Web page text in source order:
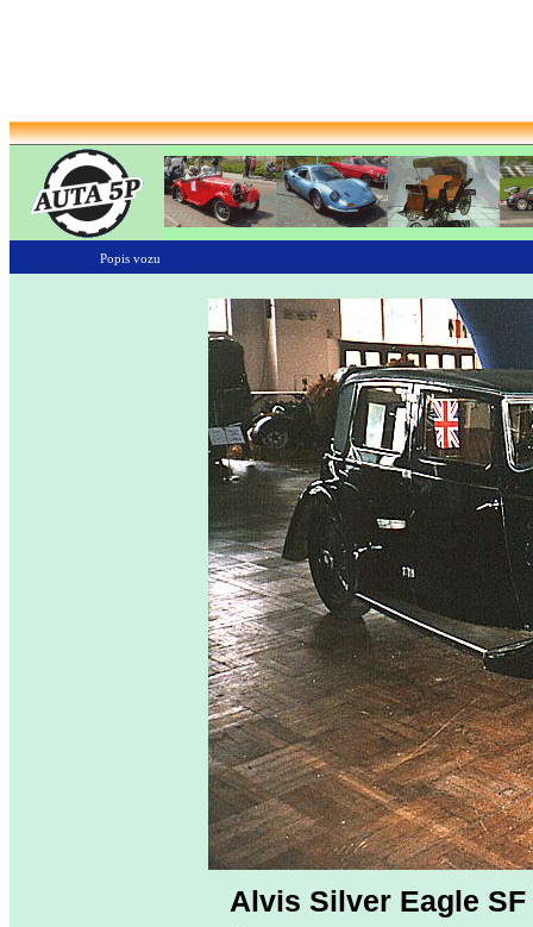
Popis vozu
Alvis Silver Eagle SF